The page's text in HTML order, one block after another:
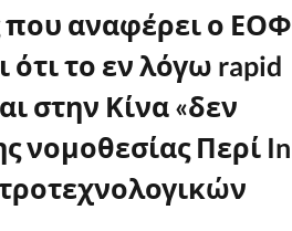
που αναφέρει ο ΕΟΦ
το εν λόγω rapid
στην Κίνα «δεν
νομοθεσίας Περί In